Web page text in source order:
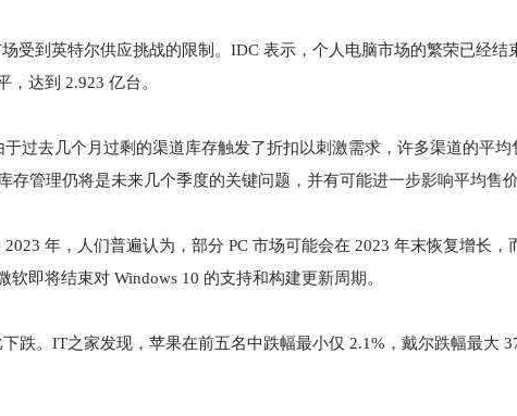
受到英特尔供应挑战的限制。IDC 表示，个人电脑市场的繁荣已经结
达到 2.923 亿台。
过去几个月过剩的渠道库存触发了折扣以刺激需求，许多渠道的平均
存管理仍将是未来几个季度的关键问题，并有可能进一步影响平均售
年，人们普遍认为，部分 PC 市场可能会在 2023 年末恢复增长，
即将结束对 Windows 10 的支持和构建更新周期。
跌。IT之家发现，苹果在前五名中跌幅最小仅 2.1%，戴尔跌幅最大